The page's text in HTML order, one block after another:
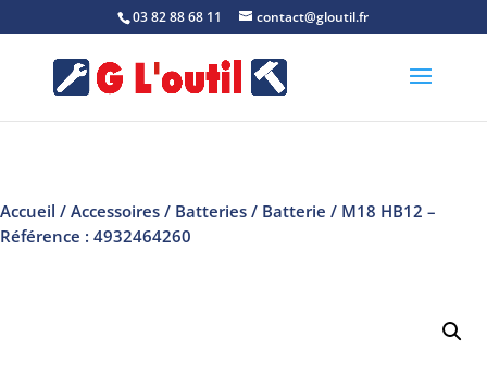
03 82 88 68 11 contact@gloutil.fr
Accueil /Accessoires/ Batteries/ Batterie / M18 HB12 –
Référence : 4932464260